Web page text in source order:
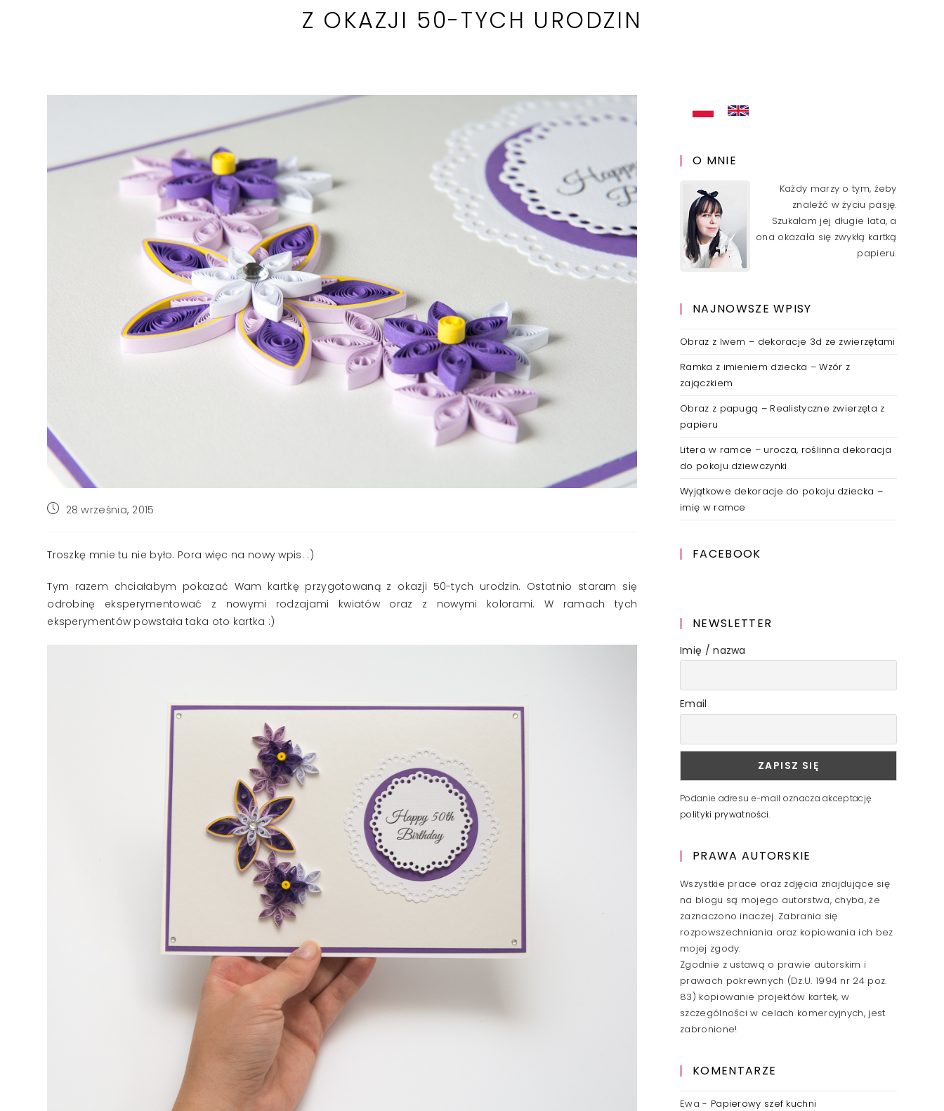
Z OKAZJI 50-TYCH URODZIN
Post28 września, 2015
Troszkę mnie tu nie było. Pora więc na nowy wpis. :)
Tym razem chciałabym pokazać Wam kartkę przygotowaną z okazji 50-tych urodzin. Ostatnio staram się
odrobinę eksperymentować z nowymi rodzajami kwiatów oraz z nowymi kolorami. W ramach tych
eksperymentów powstała taka oto kartka :)
O MNIE
Każdy marzy o tym, żeby
znaleźć w życiu pasję.
Szukałam jej długie lata, a
ona okazała się zwykłą kartką
papieru.
NAJNOWSZE WPISY
Obraz z lwem – dekoracje 3d ze zwierzętami
Ramka z imieniem dziecka – Wzór z
zajączkiem
Obraz z papugą – Realistyczne zwierzęta z
papieru
Litera w ramce – urocza, roślinna dekoracja
do pokoju dziewczynki
Wyjątkowe dekoracje do pokoju dziecka –
imię w ramce
FACEBOOK
NEWSLETTER
Imię / nazwa
Email
Podanie adresu e-mail oznacza akceptację
polityki prywatności.
PRAWA AUTORSKIE
Wszystkie prace oraz zdjęcia znajdujące się
na blogu są mojego autorstwa, chyba, że
zaznaczono inaczej. Zabrania się
rozpowszechniania oraz kopiowania ich bez
mojej zgody.
Zgodnie z ustawą o prawie autorskim i
prawach pokrewnych (Dz.U. 1994 nr 24 poz.
83) kopiowanie projektów kartek, w
szczególności w celach komercyjnych, jest
zabronione!
KOMENTARZE
Ewa - Papierowy szef kuchni